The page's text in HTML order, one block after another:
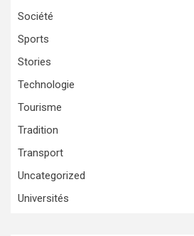
Société
Sports
Stories
Technologie
Tourisme
Tradition
Transport
Uncategorized
Universités